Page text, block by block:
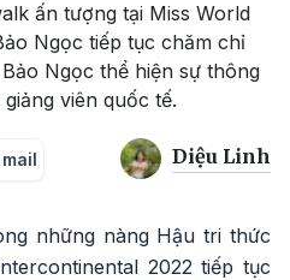
ấn tượng tại Miss World
Ngọc tiếp tục chăm chỉ
Ngọc thể hiện sự thông
viên quốc tế.
Diệu Linh
những nàng Hậu tri thức
2022 tiếp tục